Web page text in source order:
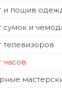
и пошив
сумок и
телевизоров
часов